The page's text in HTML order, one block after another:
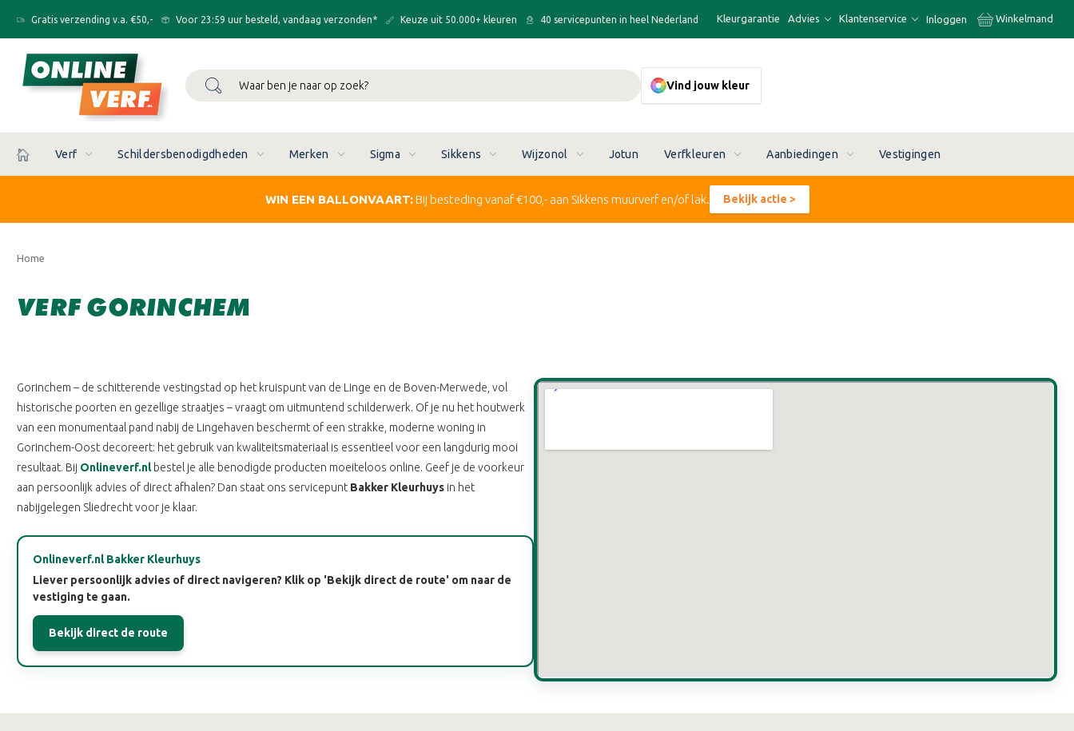
Gratis verzending v.a. €50,- Voor 23:59 uur besteld, vandaag verzonden* Keuze uit 50.000+ kleuren 40 servicepunten in heel Nederland Kleurgarantie Advies Klantenservice Inloggen Winkelmand
Zoeken
Vind jouw kleur
Verf Schildersbenodigdheden Merken Sigma Sikkens Wijzonol Jotun Verfkleuren Aanbiedingen Vestigingen
WIN EEN BALLONVAART:Bij besteding vanaf €100,- aan Sikkens muurverf en/of lak. Bekijk actie >
Home
VERF GORINCHEM
Gorinchem – de schitterende vestingstad op het kruispunt van de Linge en de Boven-Merwede, vol
historische poorten en gezellige straatjes – vraagt om uitmuntend schilderwerk. Of je nu het houtwerk
van een monumentaal pand nabij de Lingehaven beschermt of een strakke, moderne woning in
Gorinchem-Oost decoreert: het gebruik van kwaliteitsmateriaal is essentieel voor een langdurig mooi
resultaat. Bij Onlineverf.nlbestel je alle benodigde producten moeiteloos online. Geef je de voorkeur
aan persoonlijk advies of direct afhalen? Dan staat ons servicepunt Bakker Kleurhuys in het
nabijgelegen Sliedrecht voor je klaar.
Onlineverf.nl Bakker Kleurhuys
Liever persoonlijk advies of direct navigeren? Klik op 'Bekijk direct de route' om naar de
vestiging te gaan.
Bekijk direct de route